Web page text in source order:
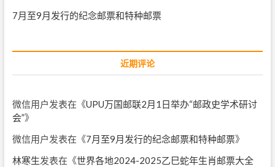
7月至9月发行的纪念邮票和特种邮票
近期评论
微信用户发表在《UPU万国邮联2月1日举办“邮政史学术研讨
会”》
微信用户发表在《7月至9月发行的纪念邮票和特种邮票》
林寒生发表在《世界各地2024-2025乙巳蛇年生肖邮票大全